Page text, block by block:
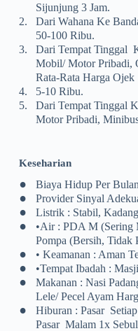
Sijunjung 3 Jam.
2.
Dari Wahana Ke
50-100 Ribu.
3.
Dari Tempat Tinggal
Mobil/ Motor Pribadi,
Rata-Rata Harga Ojek
4.
5-10 Ribu.
5.
Dari Tempat Tinggal
Motor Pribadi,
Keseharian
• Biaya Hidup Per
• Provider Sinyal
• Listrik : Stabil,
•
•Air : PDA M (sering
Pompa (bersih, Tidak
• • Keamanan : Aman
• •Tempat Ibadah :
•
Makanan : Nasi
Lele/ Pecel Ayam
•
Hiburan : Pasar
Pasar Malam 1x